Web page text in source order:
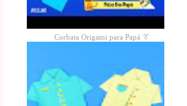
Corbata Origami para Papá 👔